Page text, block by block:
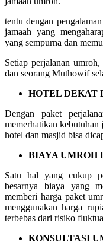
tentu dengan
jamaah yang
yang sempurna dan
Setiap perjalanan
dan seorang Muthowif
HOTEL DEKAT
Dengan paket
memerhatikan
hotel dan masjid bisa
BIAYA UMROH
Satu hal yang cukup
besarnya biaya yang
memberi harga paket
menggunakan harga
terbebas dari risiko
KONSULTASI